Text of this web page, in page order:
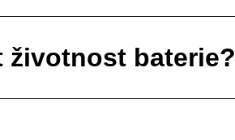
baterie?